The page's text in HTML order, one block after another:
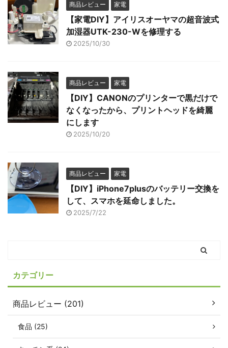
商品レビュー 家電
【家電DIY】アイリスオーヤマの超音波式
加湿器UTK-230-Wを修理する
2025/10/30
商品レビュー 家電
【DIY】CANONのプリンターで黒だけで
なくなったから、プリントヘッドを綺麗
にします
2025/10/20
商品レビュー 家電
【DIY】iPhone7plusのバッテリー交換を
して、スマホを延命しました。
2025/7/22
カテゴリー
商品レビュー (201)
食品 (25)